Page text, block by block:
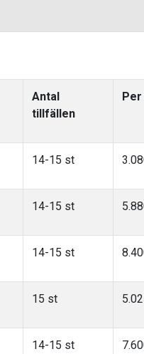
Antal
tillfällen
14-15 st
14-15 st
14-15 st
15 st
14-15 st